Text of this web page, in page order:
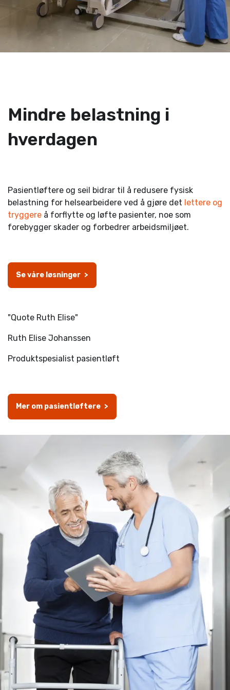
Mindre belastning i
hverdagen
Pasientløftere og seil bidrar til å redusere fysisk
belastning for helsearbeidere ved å gjøre det lettere og
tryggere å forflytte og løfte pasienter, noe som
forebygger skader og forbedrer arbeidsmiljøet.
Se våre løsninger >
"Quote Ruth Elise"
Ruth Elise Johanssen
Produktspesialist pasientløft
Mer om pasientløftere >